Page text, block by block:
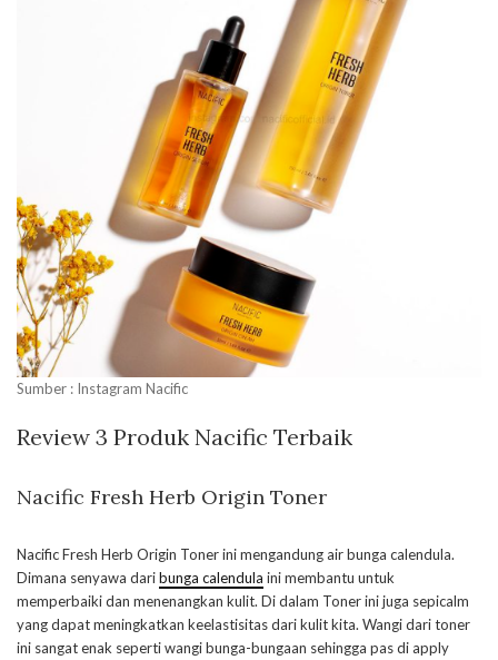
Sumber : Instagram Nacific
Review 3 Produk Nacific Terbaik
Nacific Fresh Herb Origin Toner
Nacific Fresh Herb Origin Toner ini mengandung air bunga calendula.
Dimana senyawa daribunga calendula ini membantu untuk
memperbaiki dan menenangkan kulit. Di dalam Toner ini juga sepicalm
yang dapat meningkatkan keelastisitas dari kulit kita. Wangi dari toner
ini sangat enak seperti wangi bunga-bungaan sehingga pas di apply